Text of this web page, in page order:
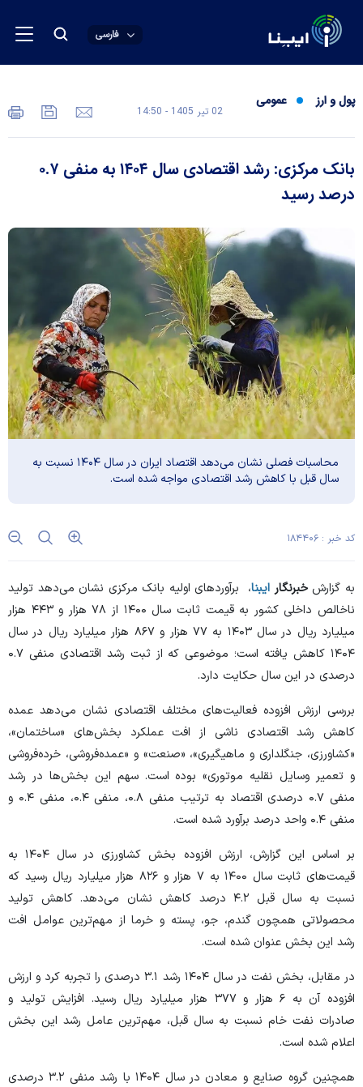
فارسی
پول و ارز عمومی
02 تير 1405 - 14:50
بانک مرکزی: رشد اقتصادی سال ۱۴۰۴ به منفی ۰.۷
درصد رسید
محاسبات فصلی نشان می‌دهد اقتصاد ایران در سال ۱۴۰۴ نسبت به
سال قبل با کاهش رشد اقتصادی مواجه شده است.
کد خبر : ۱۸۴۴۰۶
به گزارشخبرنگار ایبنا، برآورد‌های اولیه بانک مرکزی نشان می‌دهد تولید
ناخالص داخلی کشور به قیمت ثابت سال ۱۴۰۰ از ۷۸ هزار و ۴۴۳ هزار
میلیارد ریال در سال ۱۴۰۳ به ۷۷ هزار و ۸۶۷ هزار میلیارد ریال در سال
۱۴۰۴ کاهش یافته است؛ موضوعی که از ثبت رشد اقتصادی منفی ۰.۷
درصدی در این سال حکایت دارد.
بررسی ارزش افزوده فعالیت‌های مختلف اقتصادی نشان می‌دهد عمده
کاهش رشد اقتصادی ناشی از افت عملکرد بخش‌های «ساختمان»،
«کشاورزی، جنگلداری و ماهیگیری»، «صنعت» و «عمده‌فروشی، خرده‌فروشی
و تعمیر وسایل نقلیه موتوری» بوده است. سهم این بخش‌ها در رشد
منفی ۰.۷ درصدی اقتصاد به ترتیب منفی ۰.۸، منفی ۰.۴، منفی ۰.۴ و
منفی ۰.۴ واحد درصد برآورد شده است.
بر اساس این گزارش، ارزش افزوده بخش کشاورزی در سال ۱۴۰۴ به
قیمت‌های ثابت سال ۱۴۰۰ به ۷ هزار و ۸۲۶ هزار میلیارد ریال رسید که
نسبت به سال قبل ۴.۲ درصد کاهش نشان می‌دهد. کاهش تولید
محصولاتی همچون گندم، جو، پسته و خرما از مهم‌ترین عوامل افت
رشد این بخش عنوان شده است.
در مقابل، بخش نفت در سال ۱۴۰۴ رشد ۳.۱ درصدی را تجربه کرد و ارزش
افزوده آن به ۶ هزار و ۳۷۷ هزار میلیارد ریال رسید. افزایش تولید و
صادرات نفت خام نسبت به سال قبل، مهم‌ترین عامل رشد این بخش
اعلام شده است.
همچنین گروه صنایع و معادن در سال ۱۴۰۴ با رشد منفی ۳.۲ درصدی